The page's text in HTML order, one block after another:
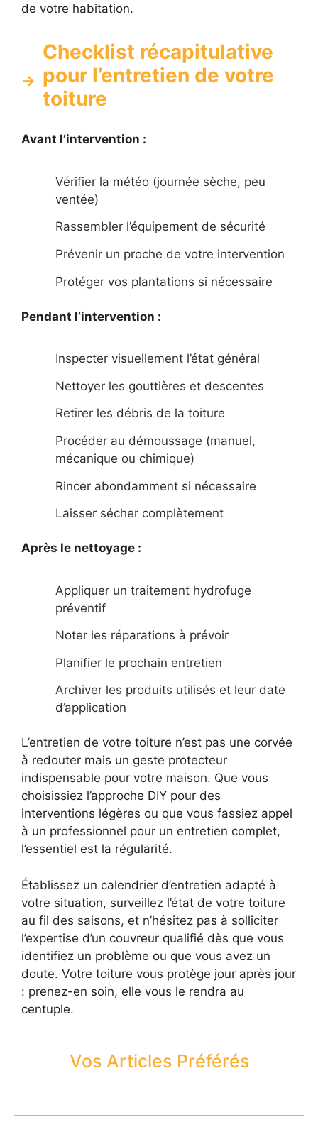
de votre habitation.
Checklist récapitulative
pour l’entretien de votre
toiture
Avant l’intervention :
Vérifier la météo (journée sèche, peu
ventée)
Rassembler l’équipement de sécurité
Prévenir un proche de votre intervention
Protéger vos plantations si nécessaire
Pendant l’intervention :
Inspecter visuellement l’état général
Nettoyer les gouttières et descentes
Retirer les débris de la toiture
Procéder au démoussage (manuel,
mécanique ou chimique)
Rincer abondamment si nécessaire
Laisser sécher complètement
Après le nettoyage :
Appliquer un traitement hydrofuge
préventif
Noter les réparations à prévoir
Planifier le prochain entretien
Archiver les produits utilisés et leur date
d’application
L’entretien de votre toiture n’est pas une corvée
à redouter mais un geste protecteur
indispensable pour votre maison. Que vous
choisissiez l’approche DIY pour des
interventions légères ou que vous fassiez appel
à un professionnel pour un entretien complet,
l’essentiel est la régularité.
Établissez un calendrier d’entretien adapté à
votre situation, surveillez l’état de votre toiture
au fil des saisons, et n’hésitez pas à solliciter
l’expertise d’un couvreur qualifié dès que vous
identifiez un problème ou que vous avez un
doute. Votre toiture vous protège jour après jour
: prenez-en soin, elle vous le rendra au
centuple.
Vos Articles Préférés